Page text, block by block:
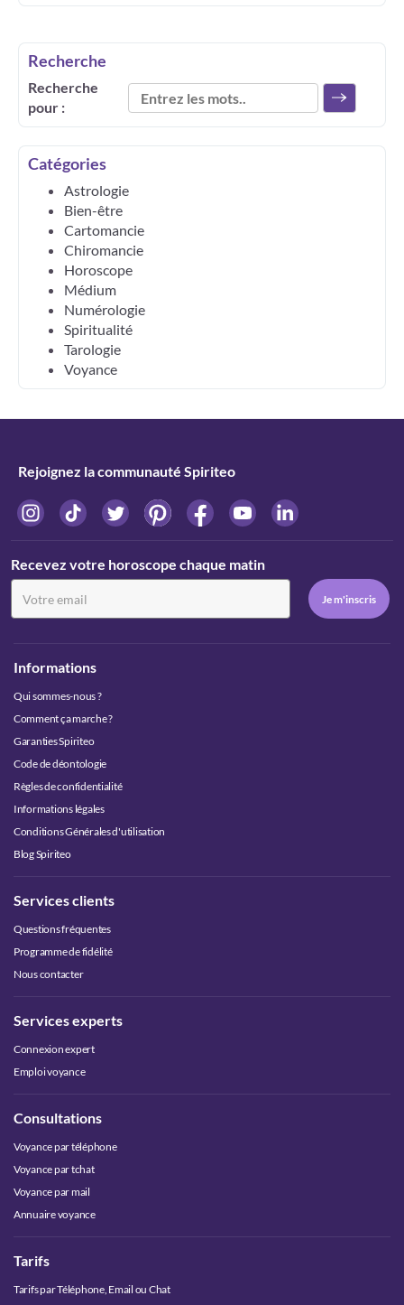
Recherche
Recherche
pour :
Catégories
Astrologie
Bien-être
Cartomancie
Chiromancie
Horoscope
Médium
Numérologie
Spiritualité
Tarologie
Voyance
Rejoignez la communauté Spiriteo
Recevez votre horoscope chaque matin
Informations
Qui sommes-nous ?
Comment ça marche ?
Garanties Spiriteo
Code de déontologie
Règles de confidentialité
Informations légales
Conditions Générales d'utilisation
Blog Spiriteo
Services clients
Questions fréquentes
Programme de fidélité
Nous contacter
Services experts
Connexion expert
Emploi voyance
Consultations
Voyance par téléphone
Voyance par tchat
Voyance par mail
Annuaire voyance
Tarifs
Tarifs par Téléphone, Email ou Chat